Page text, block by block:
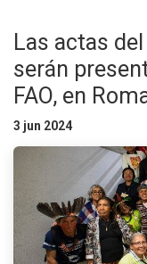
Las actas
serán
FAO, en
3 jun 2024